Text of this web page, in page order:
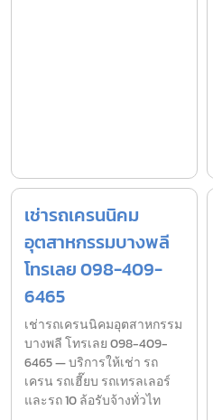
เช่ารถเครนนิคม
อุตสาหกรรมบางพลี
โทรเลย 098-409-
6465
เช่ารถเครนนิคมอุตสาหกรรม
บางพลี โทรเลย 098-409-
6465 — บริการให้เช่า รถ
เครน รถเฮี๊ยบ รถเทรลเลอร์
และรถ 10 ล้อรับจ้างทั่วไท